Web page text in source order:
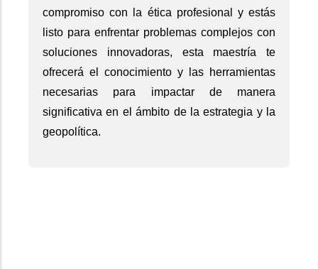
compromiso con la ética profesional y estás
listo para enfrentar problemas complejos con
soluciones innovadoras, esta maestría te
ofrecerá el conocimiento y las herramientas
necesarias para impactar de manera
significativa en el ámbito de la estrategia y la
geopolítica.